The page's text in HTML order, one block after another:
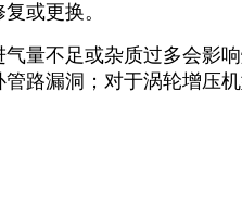
或更换。
量不足或杂质过多会影
路漏洞；对于涡轮增压